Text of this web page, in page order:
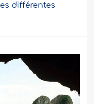
différentes